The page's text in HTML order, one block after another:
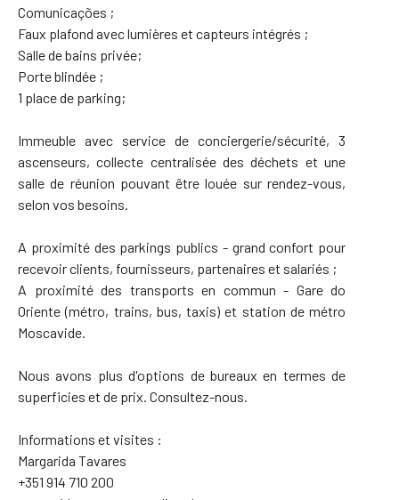
Comunicações ;
Faux plafond avec lumières et capteurs intégrés ;
Salle de bains privée;
Porte blindée ;
1 place de parking;
Immeuble avec service de conciergerie/sécurité, 3
ascenseurs, collecte centralisée des déchets et une
salle de réunion pouvant être louée sur rendez-vous,
selon vos besoins.
A proximité des parkings publics - grand confort pour
recevoir clients, fournisseurs, partenaires et salariés ;
A proximité des transports en commun - Gare do
Oriente (métro, trains, bus, taxis) et station de métro
Moscavide.
Nous avons plus d'options de bureaux en termes de
superficies et de prix. Consultez-nous.
Informations et visites :
Margarida Tavares
+351 914 710 200